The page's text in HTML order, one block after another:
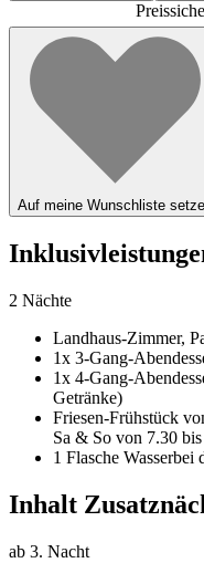
Auf meine Wunschliste
2 Nächte
Landhaus-Zimmer,
1x 3-Gang-
1x 4-Gang-
Getränke)
Friesen-Frühstück
Sa & So von 7.30
1 Flasche Wasserbei
Inhalt
ab 3. Nacht